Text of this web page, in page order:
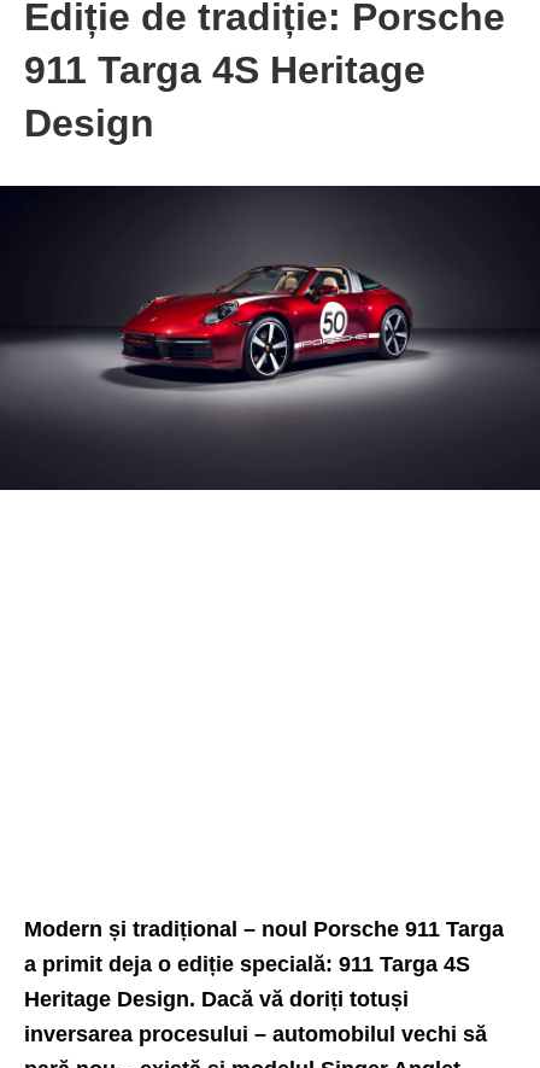
Ediție de tradiție: Porsche
911 Targa 4S Heritage
Design
Modern și tradițional – noul Porsche 911 Targa
a primit deja o ediție specială: 911 Targa 4S
Heritage Design. Dacă vă doriți totuși
inversarea procesului – automobilul vechi să